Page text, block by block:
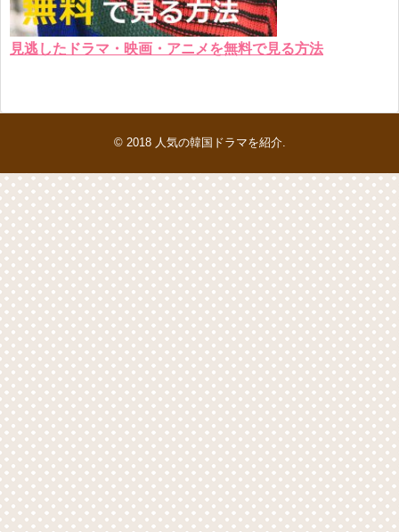
見逃したドラマ・映画・アニメを無料で見る方法
© 2018 人気の韓国ドラマを紹介.